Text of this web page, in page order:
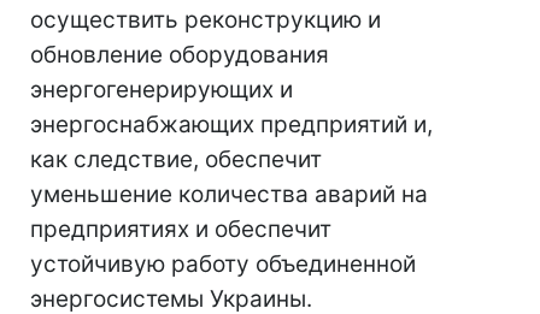
осуществить реконструкцию и
обновление оборудования
энергогенерирующих и
энергоснабжающих предприятий и,
как следствие, обеспечит
уменьшение количества аварий на
предприятиях и обеспечит
устойчивую работу объединенной
энергосистемы Украины.